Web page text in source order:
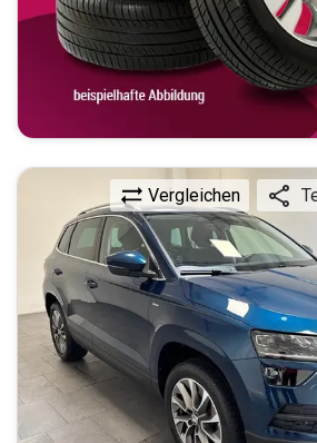
Vergleichen